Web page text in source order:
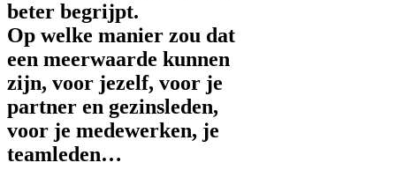
beter begrijpt.
Op welke manier zou dat
een meerwaarde kunnen
zijn, voor jezelf, voor je
partner en gezinsleden,
voor je medewerken, je
teamleden…